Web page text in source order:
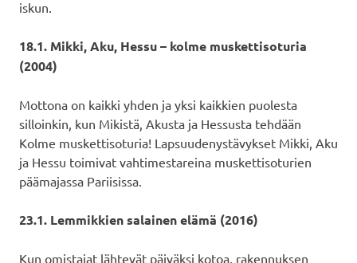
iskun.
18.1. Mikki, Aku, Hessu – kolme muskettisoturia
(2004)
Mottona on kaikki yhden ja yksi kaikkien puolesta
silloinkin, kun Mikistä, Akusta ja Hessusta tehdään
Kolme muskettisoturia! Lapsuudenystävykset Mikki, Aku
ja Hessu toimivat vahtimestareina muskettisoturien
päämajassa Pariisissa.
23.1. Lemmikkien salainen elämä (2016)
Kun omistajat lähtevät päiväksi kotoa, rakennuksen